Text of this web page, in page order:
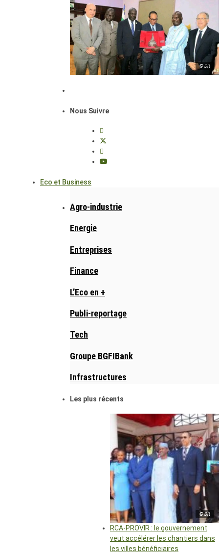
© DR
Nous Suivre
Eco et Business
Agro-industrie
Energie
Entreprises
Finance
L’Eco en +
Publi-reportage
Tech
Groupe BGFIBank
Infrastructures
Les plus récents
© DR
RCA-PROVIR : le gouvernement
veut accélérer les chantiers dans
les villes bénéficiaires